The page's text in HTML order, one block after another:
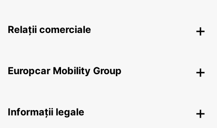
Relații comerciale
Europcar Mobility Group
Informații legale